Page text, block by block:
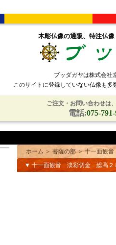
木彫仏像の通販、特注仏
ブッダガヤは株式会社
このサイトに登録していない仏像も
ご注文・お問い合わせは
電話:075-
ホーム ＞ 菩薩の部＞十一面観音
▼ 十一面観音 淡彩切金 総高２